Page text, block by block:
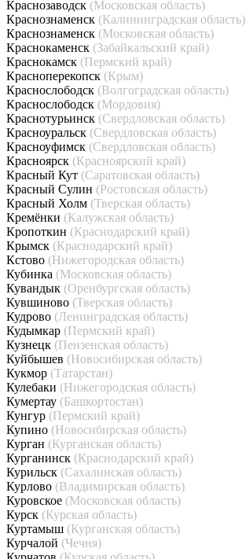
Краснозаводск (Московская область)
Краснознаменск (Калининградская область)
Краснознаменск (Московская область)
Краснокаменск (Забайкальский край)
Краснокамск (Пермский край)
Красноперекопск (Крым)
Краснослободск (Волгоградская область)
Краснослободск (Мордовия)
Краснотурьинск (Свердловская область)
Красноуральск (Свердловская область)
Красноуфимск (Свердловская область)
Красноярск (Красноярский край)
Красный Кут (Саратовская область)
Красный Сулин (Ростовская область)
Красный Холм (Тверская область)
Кремёнки (Калужская область)
Кропоткин (Краснодарский край)
Крымск (Краснодарский край)
Кстово (Нижегородская область)
Кубинка (Московская область)
Кувандык (Оренбургская область)
Кувшиново (Тверская область)
Кудрово (Ленинградская область)
Кудымкар (Пермский край)
Кузнецк (Пензенская область)
Куйбышев (Новосибирская область)
Кукмор (Татарстан)
Кулебаки (Нижегородская область)
Кумертау (Башкортостан)
Кунгур (Пермский край)
Купино (Новосибирская область)
Курган (Курганская область)
Курганинск (Краснодарский край)
Курильск (Сахалинская область)
Курлово (Владимирская область)
Куровское (Московская область)
Курск (Курская область)
Куртамыш (Курганская область)
Курчалой (Чечня)